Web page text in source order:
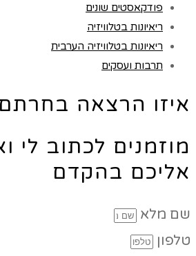
פודקאסטים שונים
ריאיונות בטלוויזיה
ריאיונות בטלוויזיה הערבית
תרבות ועסקים
איזו הרצאה
מוזמנים לכתוב לי
אליכם בהקדם
שם מלא
טלפון